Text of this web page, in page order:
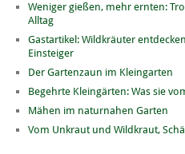
Weniger gießen, mehr ernten:
Alltag
Gastartikel: Wildkräuter
Einsteiger
Der Gartenzaun im Kleingarten
Begehrte Kleingärten: Was sie
Mähen im naturnahen Garten
Vom Unkraut und Wildkraut,